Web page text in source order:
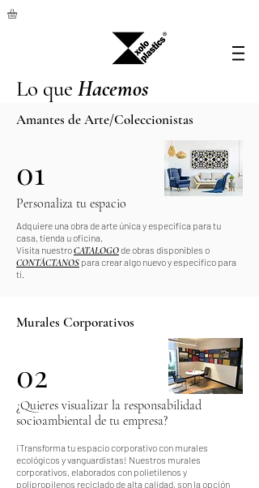
Lo que Hacemos
Amantes de Arte/Coleccionistas
01
Personaliza tu espacio
Adquiere una obra de arte única y especifica para tu
casa, tienda u oficina.
Visita nuestroCATALOGOde obras disponibles o
CONTÁCTANOS para crear algo nuevo y específico para
ti.
Murales Corporativos
02
¿Quieres visualizar la responsabilidad
socioambiental de tu empresa?
¡Transforma tu espacio corporativo con murales
ecológicos y vanguardistas! Nuestros murales
corporativos, elaborados con polietilenos y
polipropilenos reciclado de alta calidad, son la opción